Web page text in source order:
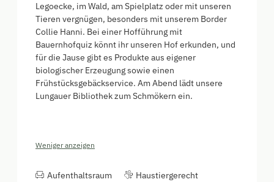
Legoecke, im Wald, am Spielplatz oder mit unseren
Tieren vergnügen, besonders mit unserem Border
Collie Hanni. Bei einer Hofführung mit
Bauernhofquiz könnt ihr unseren Hof erkunden, und
für die Jause gibt es Produkte aus eigener
biologischer Erzeugung sowie einen
Frühstücksgebäckservice. Am Abend lädt unsere
Lungauer Bibliothek zum Schmökern ein.
Weniger anzeigen
Aufenthaltsraum
Haustiergerecht